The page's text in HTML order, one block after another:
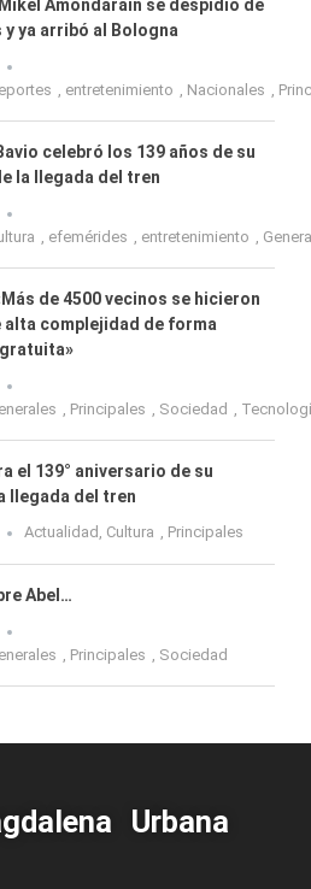
Amondarain se despidió de
y ya arribó al Bologna
, entretenimiento , Nacionales ,
celebró los 139 años de su
la llegada del tren
, efemérides , entretenimiento ,
de 4500 vecinos se hicieron
alta complejidad de forma
, Principales , Sociedad ,
el 139° aniversario de su
llegada del tren
Actualidad , Cultura , Principales
Abel…
, Principales , Sociedad
Urbana